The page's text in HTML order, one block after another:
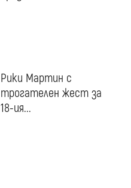
Рики Мартин с
трогателен жест за
18-ия...